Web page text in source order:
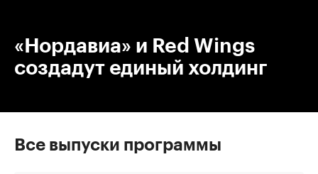
«Нордавиа» и Red Wings
создадут единый холдинг
Все выпуски программы